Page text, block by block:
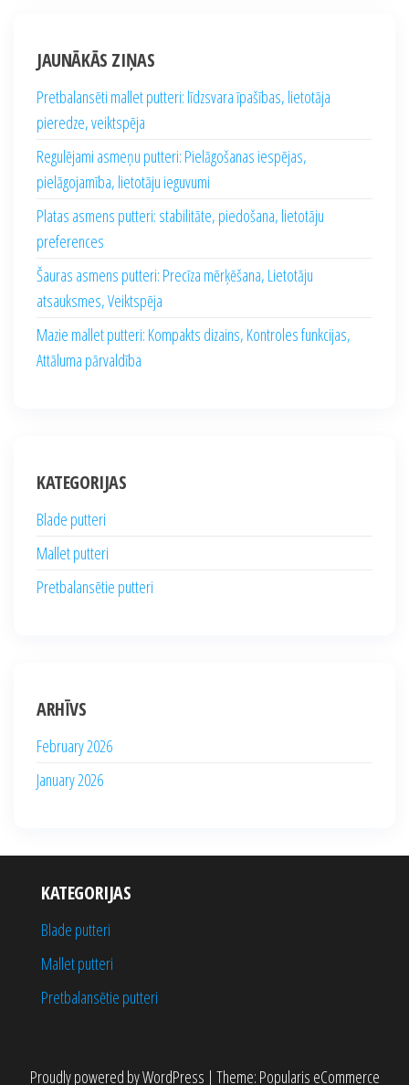
JAUNĀKĀS ZIŅAS
Pretbalansēti mallet putteri: līdzsvara īpašības, lietotāja
pieredze, veiktspēja
Regulējami asmeņu putteri: Pielāgošanas iespējas,
pielāgojamība, lietotāju ieguvumi
Platas asmens putteri: stabilitāte, piedošana, lietotāju
preferences
Šauras asmens putteri: Precīza mērķēšana, Lietotāju
atsauksmes, Veiktspēja
Mazie mallet putteri: Kompakts dizains, Kontroles funkcijas,
Attāluma pārvaldība
KATEGORIJAS
Blade putteri
Mallet putteri
Pretbalansētie putteri
ARHĪVS
February 2026
January 2026
KATEGORIJAS
Blade putteri
Mallet putteri
Pretbalansētie putteri
Proudly powered byWordPress | Theme: Popularis eCommerce